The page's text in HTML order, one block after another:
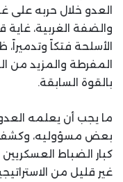
العدو خلال حربه على
والضفة الغربية، غاية
الأسلحة فتكاً
المفرطة والمزيد من
بالقوة السابقة.
ما يجب أن يعلمه
بعض مسؤوليه، وكشف
كبار الضباط
غير قليل من